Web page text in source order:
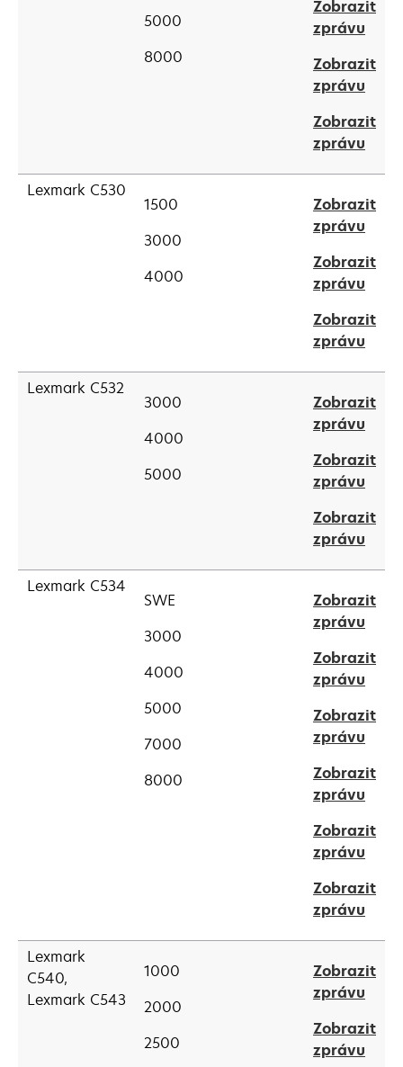
5000
8000
a
new
tab
Zobrazit
zprávu
a
new
tab
Zobrazit
zprávu
a
new
tab
Zobrazit
zprávu
new
tab
Lexmark C530
1500
3000
4000
Zobrazit
zprávu
a
new
tab
Zobrazit
zprávu
a
new
tab
Zobrazit
zprávu
new
tab
Lexmark C532
3000
4000
5000
Zobrazit
zprávu
a
new
tab
Zobrazit
zprávu
a
new
tab
Zobrazit
zprávu
new
tab
Lexmark C534
SWE
3000
4000
5000
7000
8000
Zobrazit
zprávu
a
new
tab
Zobrazit
zprávu
a
new
tab
Zobrazit
zprávu
a
new
tab
Zobrazit
zprávu
a
new
tab
Zobrazit
zprávu
a
new
tab
Zobrazit
zprávu
new
tab
Lexmark
C540,
Lexmark C543
1000
2000
2500
Zobrazit
zprávu
a
new
Zobrazit
zprávu